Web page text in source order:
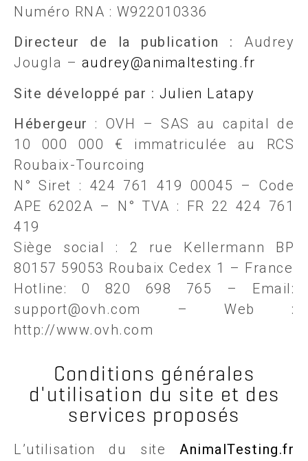
Numéro RNA : W922010336
Directeur de la publication :
Audrey
Jougla – audrey@animaltesting.fr
Site développé par : Julien Latapy
Hébergeur : OVH – SAS au capital de
10 000 000 € immatriculée au RCS
Roubaix-Tourcoing
N° Siret : 424 761 419 00045 – Code
APE 6202A – N° TVA : FR 22 424 761
419
Siège social : 2 rue Kellermann BP
80157 59053 Roubaix Cedex 1 – France
Hotline: 0 820 698 765 – Email:
support@ovh.com – Web :
http://www.ovh.com
Conditions générales
d'utilisation du site et des
services proposés
L’utilisation du site AnimalTesting.fr